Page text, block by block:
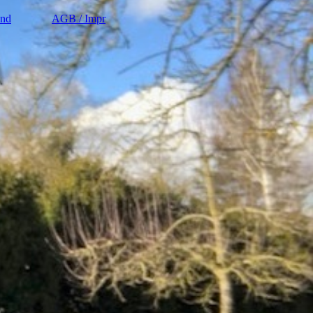
AGB / Impr